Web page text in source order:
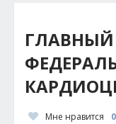
ГЛАВНЫЙ
Мне нравится 0